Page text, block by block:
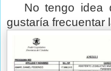
No tengo idea
gustaría frecuentar